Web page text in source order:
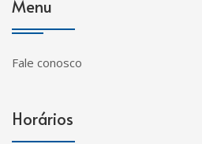
Menu
Fale conosco
Horários